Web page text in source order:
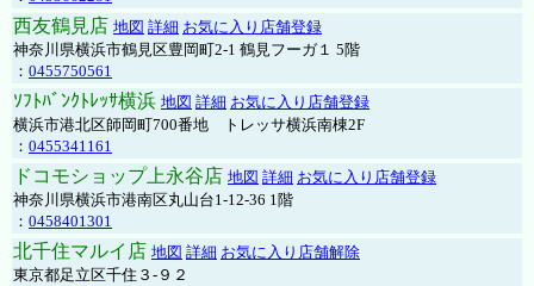
西友鶴見店 地図 詳細 お気に入り店舗登録
神奈川県横浜市鶴見区豊岡町2-1 鶴見フーガ１ 5階
： 0455750561
ｿﾌﾄﾊﾞﾝｸﾄﾚｯｻ横浜 地図 詳細 お気に入り店舗登録
横浜市港北区師岡町700番地 トレッサ横浜南棟2F
： 0455341161
ドコモショップ上永谷店 地図 詳細 お気に入り店舗登録
神奈川県横浜市港南区丸山台1-12-36 1階
： 0458401301
北千住マルイ店 地図 詳細 お気に入り店舗解除
東京都足立区千住３-９２